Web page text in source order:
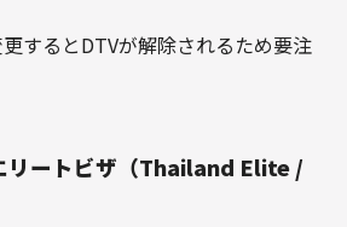
するとDTVが解除されるため要注
リートビザ（Thailand Elite /